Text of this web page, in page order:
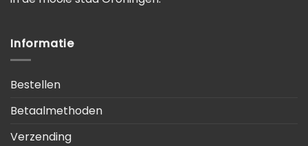
Informatie
Bestellen
Betaalmethoden
Verzending